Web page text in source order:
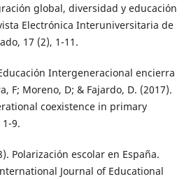
global, diversidad y educación
Electrónica Interuniversitaria de
17 (2), 1-11.
Intergeneracional encierra
F; Moreno, D; & Fajardo, D. (2017).
coexistence in primary
9.
Polarización escolar en España.
Journal of Educational